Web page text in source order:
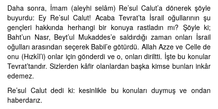
Daha sonra, İmam (aleyhi selâm) Re’sul Calut’a dönerek şöyle
buyurdu: Ey Re’sul Calut! Acaba Tevrat’ta İsrail oğullarının şu
gençleri hakkında herhangi bir konuya rastladın mı? Şöyle ki;
Baht’un Nasr, Beyt’ul Mukaddes’e saldırdığı zaman onları İsrail
oğulları arasından seçerek Babil’e götürdü. Allah Azze ve Celle de
onu (Hızkîl’i) onlar için gönderdi ve o, onları diriltti. İşte bu konular
Tevrat’tandır. Sizlerden kâfir olanlardan başka kimse bunları inkâr
edemez.
Re’sul Calut dedi ki: kesinlikle bu konuları duymuş ve ondan
haberdarız.